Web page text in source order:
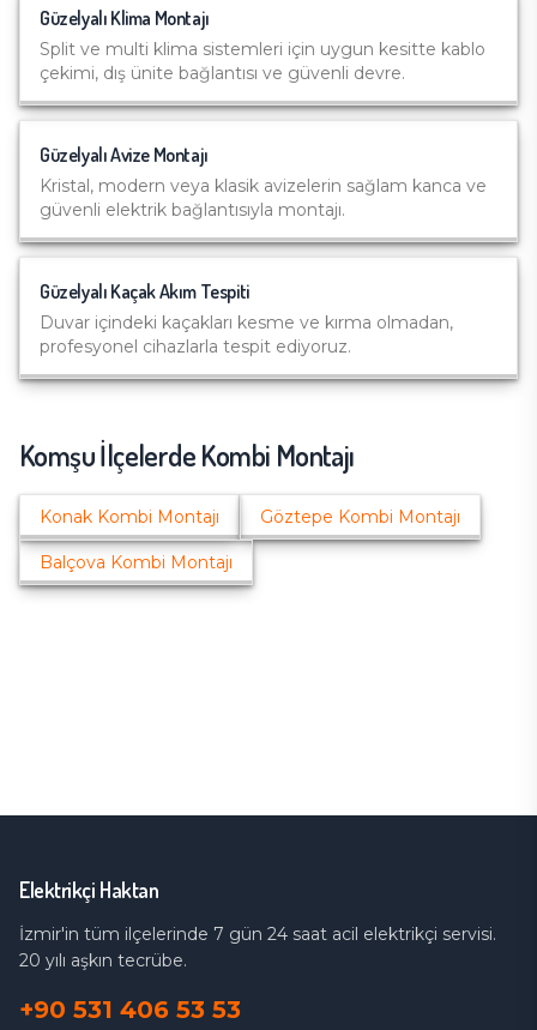
Güzelyalı Klima Montajı
Split ve multi klima sistemleri için uygun kesitte kablo
çekimi, dış ünite bağlantısı ve güvenli devre.
GüzelyalıAvize Montajı
Kristal, modern veya klasik avizelerin sağlam kanca ve
güvenli elektrik bağlantısıyla montajı.
Güzelyalı Kaçak Akım Tespiti
Duvar içindeki kaçakları kesme ve kırma olmadan,
profesyonel cihazlarla tespit ediyoruz.
Komşu İlçelerdeKombi Montajı
Konak Kombi Montajı Göztepe Kombi Montajı
Balçova Kombi Montajı
Elektrikçi Haktan
İzmir'in tüm ilçelerinde 7 gün 24 saat acil elektrikçi servisi.
20 yılı aşkın tecrübe.
+90 531 406 53 53